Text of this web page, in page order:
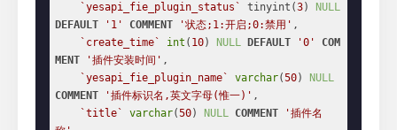
`yesapi_fie_plugin_status`
tinyint(3)
NULL
DEFAULT
'1' COMMENT '状态;1:开启;0:禁用' ,
`create_time`
int ( 10) NULL DEFAULT '0'
COM
MENT
'插件安装时间' ,
`yesapi_fie_plugin_name`
varchar(50)
NULL
COMMENT
'插件标识名,英文字母(惟一)' ,
`title`
varchar(50) NULL COMMENT
'插件名